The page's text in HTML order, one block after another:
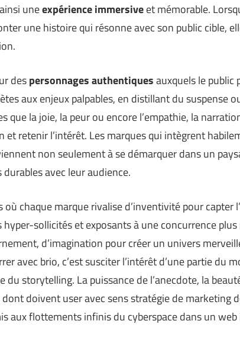
uneexpérience immersiveet mémorable.
une histoire qui résonne avec son public cible,
despersonnages authentiquesauxquels le public
aux enjeux palpables, en distillant du suspense
que la joie, la peur ou encore l’empathie, la
et retenir l’intérêt. Les marques qui intègrent
non seulement à se démarquer dans un
avec leur audience.
où chaque marque rivalise d’inventivité pour capter
sollicités et exposants à une concurrence
d’imagination pour créer un univers
avec brio, c’est susciter l’intérêt d’une partie du
du storytelling. La puissance de l’anecdote, la
doivent user avec sens stratégie de marketing
aux flottements infinis du cyberspace dans un